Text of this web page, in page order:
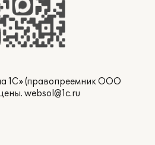
1С» (правопреемник ООО
websol@1c.ru